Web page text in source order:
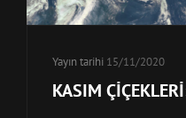
Yayın tarihi 15/11/2020
KASIM